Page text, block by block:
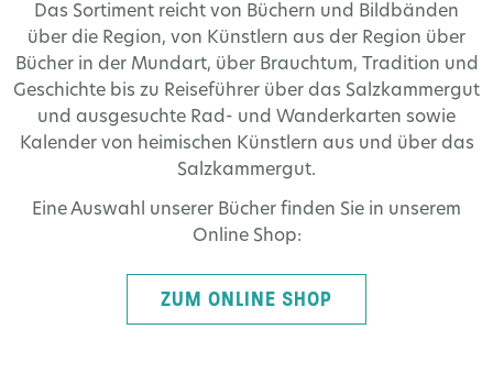
Das Sortiment reicht von Büchern und Bildbänden
über die Region, von Künstlern aus der Region über
Bücher in der Mundart, über Brauchtum, Tradition und
Geschichte bis zu Reiseführer über das Salzkammergut
und ausgesuchte Rad- und Wanderkarten sowie
Kalender von heimischen Künstlern aus und über das
Salzkammergut.
Eine Auswahl unserer Bücher finden Sie in unserem
Online Shop:
ZUM ONLINE SHOP